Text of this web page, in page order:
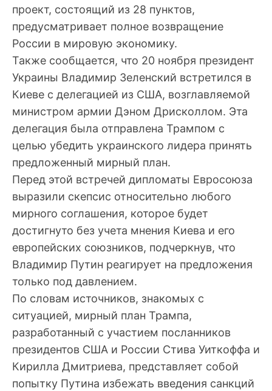
проект, состоящий из 28 пунктов,
предусматривает полное возвращение
России в мировую экономику.
Также сообщается, что 20 ноября президент
Украины Владимир Зеленский встретился в
Киеве с делегацией из США, возглавляемой
министром армии Дэном Дрисколлом. Эта
делегация была отправлена Трампом с
целью убедить украинского лидера принять
предложенный мирный план.
Перед этой встречей дипломаты Евросоюза
выразили скепсис относительно любого
мирного соглашения, которое будет
достигнуто без учета мнения Киева и его
европейских союзников, подчеркнув, что
Владимир Путин реагирует на предложения
только под давлением.
По словам источников, знакомых с
ситуацией, мирный план Трампа,
разработанный с участием посланников
президентов США и России Стива Уиткоффа и
Кирилла Дмитриева, представляет собой
попытку Путина избежать введения санкций